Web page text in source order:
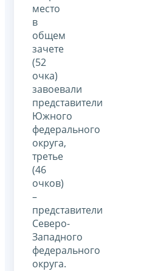
место
в
общем
зачете
(52
очка)
завоевали
представители
Южного
федерального
округа,
третье
(46
очков)
–
представители
Северо-
Западного
федерального
округа.